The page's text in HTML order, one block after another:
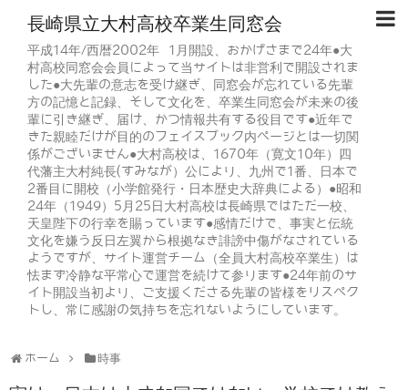
長崎県立大村高校卒業生同窓会
平成14年/西暦2002年 1月開設、おかげさまで24年●大
村高校同窓会会員によって当サイトは非営利で開設されま
した●大先輩の意志を受け継ぎ、同窓会が忘れている先輩
方の記憶と記録、そして文化を、卒業生同窓会が未来の後
輩に引き継ぎ、届け、かつ情報共有する役目です●近年で
きた親睦だけが目的のフェイスブック内ページとは一切関
係がございません●大村高校は、1670年（寛文10年）四
代藩主大村純長(すみなが）公により、九州で1番、日本で
2番目に開校（小学館発行・日本歴史大辞典による）●昭和
24年（1949）5月25日大村高校は長崎県ではただ一校、
天皇陛下の行幸を賜っています●感情だけで、事実と伝統
文化を嫌う反日左翼から根拠なき誹謗中傷がなされている
ようですが、サイト運営チーム（全員大村高校卒業生）は
怯まず冷静な平常心で運営を続けて参ります●24年前のサ
イト開設当初より、ご支援くださる先輩の皆様をリスペク
トし、常に感謝の気持ちを忘れないようにしています。
ホーム 時事